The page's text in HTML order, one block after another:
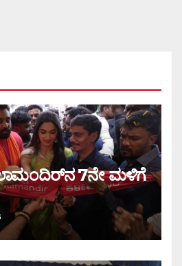
7ನೇ ಮಳಿಗೆ